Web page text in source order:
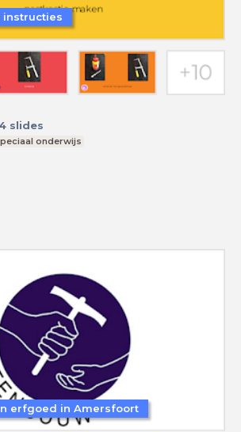
slides
onderwijs
instructies
erfgoed in Amersfoort